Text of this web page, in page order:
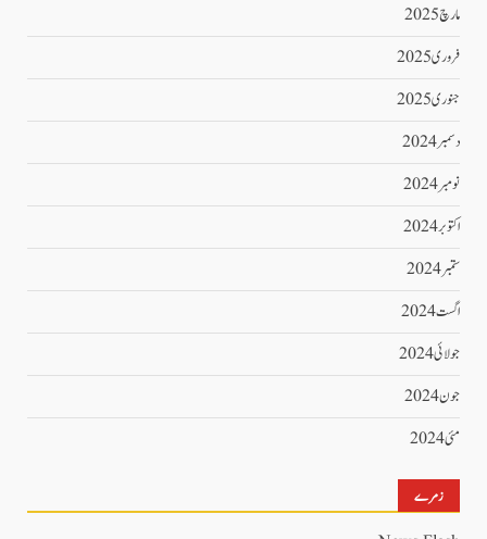
مارچ 2025
فروری 2025
جنوری 2025
دسمبر 2024
نومبر 2024
اکتوبر 2024
ستمبر 2024
اگست 2024
جولائی 2024
جون 2024
مئی 2024
زمرے